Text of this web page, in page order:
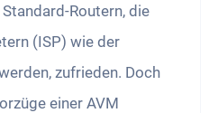
Routern, die
(ISP) wie der
zufrieden. Doch
einer AVM